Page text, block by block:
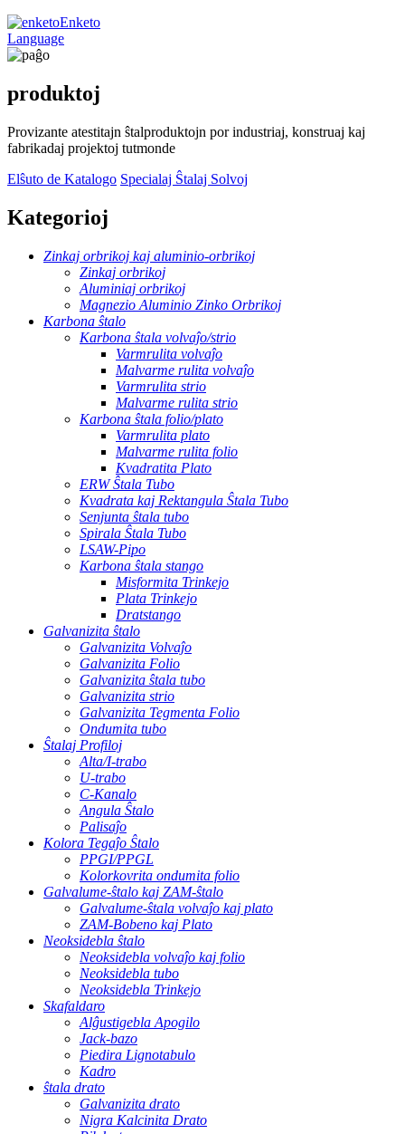
Enketo
Language
produktoj
Provizante atestitajn ŝtalproduktojn por industriaj, konstruaj kaj
fabrikadaj projektoj tutmonde
Elŝuto de Katalogo Specialaj Ŝtalaj Solvoj
Kategorioj
Zinkaj orbrikoj kaj aluminio-orbrikoj
Zinkaj orbrikoj
Aluminiaj orbrikoj
Magnezio Aluminio Zinko Orbrikoj
Karbona ŝtalo
Karbona ŝtala volvaĵo/strio
Varmrulita volvaĵo
Malvarme rulita volvaĵo
Varmrulita strio
Malvarme rulita strio
Karbona ŝtala folio/plato
Varmrulita plato
Malvarme rulita folio
Kvadratita Plato
ERW Ŝtala Tubo
Kvadrata kaj Rektangula Ŝtala Tubo
Senjunta ŝtala tubo
Spirala Ŝtala Tubo
LSAW-Pipo
Karbona ŝtala stango
Misformita Trinkejo
Plata Trinkejo
Dratstango
Galvanizita ŝtalo
Galvanizita Volvaĵo
Galvanizita Folio
Galvanizita ŝtala tubo
Galvanizita strio
Galvanizita Tegmenta Folio
Ondumita tubo
Ŝtalaj Profiloj
Alta/I-trabo
U-trabo
C-Kanalo
Angula Ŝtalo
Palisaĵo
Kolora Tegaĵo Ŝtalo
PPGI/PPGL
Kolorkovrita ondumita folio
Galvalume-ŝtalo kaj ZAM-ŝtalo
Galvalume-ŝtala volvaĵo kaj plato
ZAM-Bobeno kaj Plato
Neoksidebla ŝtalo
Neoksidebla volvaĵo kaj folio
Neoksidebla tubo
Neoksidebla Trinkejo
Skafaldaro
Alĝustigebla Apogilo
Jack-bazo
Piedira Lignotabulo
Kadro
ŝtala drato
Galvanizita drato
Nigra Kalcinita Drato